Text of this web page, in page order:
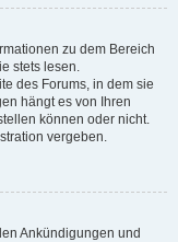
zu dem Bereich
stets lesen.
des Forums, in dem sie
hängt es von Ihren
können oder nicht.
vergeben.
Ankündigungen und